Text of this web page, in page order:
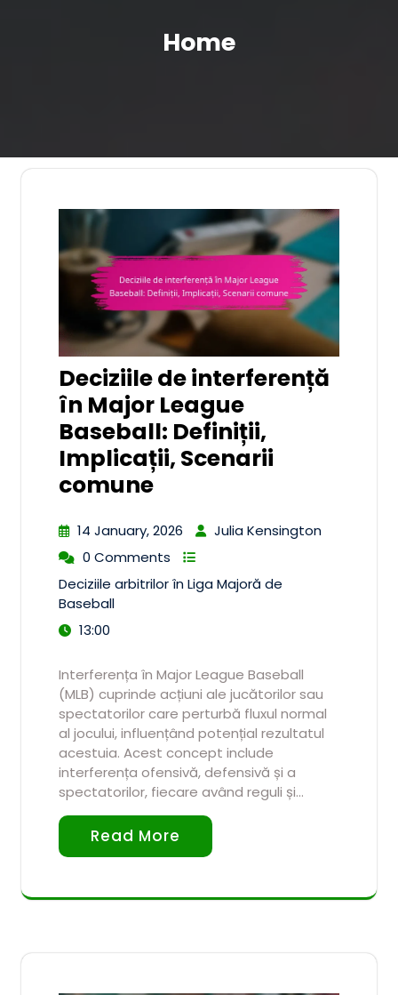
Home
Deciziile de interferență
în Major League
Baseball: Definiții,
Implicații, Scenarii
comune
14 January, 2026
Julia Kensington
0 Comments
Deciziile arbitrilor în Liga Majoră de
Baseball
13:00
Interferența în Major League Baseball
(MLB) cuprinde acțiuni ale jucătorilor sau
spectatorilor care perturbă fluxul normal
al jocului, influențând potențial rezultatul
acestuia. Acest concept include
interferența ofensivă, defensivă și a
spectatorilor, fiecare având reguli și…
Read More